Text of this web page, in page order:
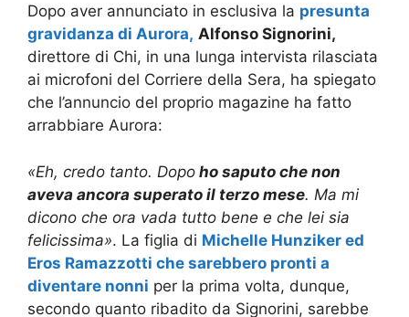
Dopo aver annunciato in esclusiva la presunta
gravidanza di Aurora, Alfonso Signorini,
direttore di Chi, in una lunga intervista rilasciata
ai microfoni del Corriere della Sera, ha spiegato
che l’annuncio del proprio magazine ha fatto
arrabbiare Aurora:
«Eh, credo tanto. Dopo ho saputo che non
aveva ancora superato il terzo mese. Ma mi
dicono che ora vada tutto bene e che lei sia
felicissima». La figlia di Michelle Hunziker ed
Eros Ramazzotti che sarebbero pronti a
diventare nonni per la prima volta, dunque,
secondo quanto ribadito da Signorini, sarebbe